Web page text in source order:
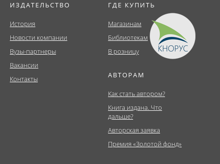
ИЗДАТЕЛЬСТВО
История
Новости компании
Вузы-партнеры
Вакансии
Контакты
ГДЕ КУПИТЬ
Магазинам
Библиотекам
В розницу
АВТОРАМ
Как стать автором?
Книга издана. Что
дальше?
Авторская заявка
Премия «Золотой фонд»